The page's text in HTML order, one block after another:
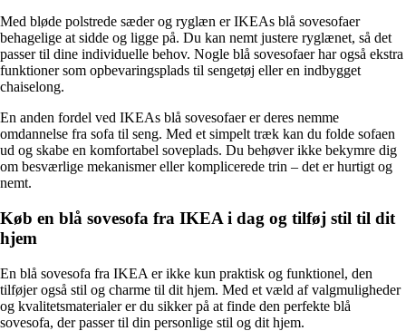
Med bløde polstrede sæder og ryglæn er IKEAs blå sovesofaer
behagelige at sidde og ligge på. Du kan nemt justere ryglænet, så det
passer til dine individuelle behov. Nogle blå sovesofaer har også ekstra
funktioner som opbevaringsplads til sengetøj eller en indbygget
chaiselong.
En anden fordel ved IKEAs blå sovesofaer er deres nemme
omdannelse fra sofa til seng. Med et simpelt træk kan du folde sofaen
ud og skabe en komfortabel soveplads. Du behøver ikke bekymre dig
om besværlige mekanismer eller komplicerede trin – det er hurtigt og
nemt.
Køb en blå sovesofa fra IKEA i dag og tilføj stil til dit
hjem
En blå sovesofa fra IKEA er ikke kun praktisk og funktionel, den
tilføjer også stil og charme til dit hjem. Med et væld af valgmuligheder
og kvalitetsmaterialer er du sikker på at finde den perfekte blå
sovesofa, der passer til din personlige stil og dit hjem.